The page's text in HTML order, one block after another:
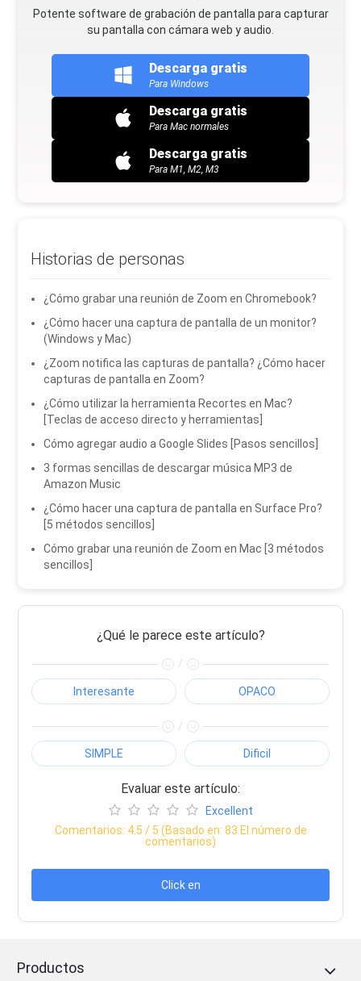
Potente software de grabación de pantalla para capturar
su pantalla con cámara web y audio.
Descarga gratis
Para Windows
Descarga gratis
Para Mac normales
Descarga gratis
Para M1, M2, M3
Historias de personas
¿Cómo grabar una reunión de Zoom en Chromebook?
¿Cómo hacer una captura de pantalla de un monitor?
(Windows y Mac)
¿Zoom notifica las capturas de pantalla? ¿Cómo hacer
capturas de pantalla en Zoom?
¿Cómo utilizar la herramienta Recortes en Mac?
[Teclas de acceso directo y herramientas]
Cómo agregar audio a Google Slides [Pasos sencillos]
3 formas sencillas de descargar música MP3 de
Amazon Music
¿Cómo hacer una captura de pantalla en Surface Pro?
[5 métodos sencillos]
Cómo grabar una reunión de Zoom en Mac [3 métodos
sencillos]
¿Qué le parece este artículo?
/
Interesante OPACO
/
SIMPLE Dificil
Evaluar este artículo:
Excellent
Comentarios: 4.5 / 5 (Basado en: 83 El número de
comentarios)
Click en
Productos